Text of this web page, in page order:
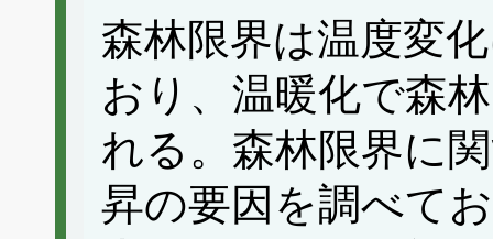
森林限界は温度変
おり、温暖化で森
れる。森林限界に
昇の要因を調べて